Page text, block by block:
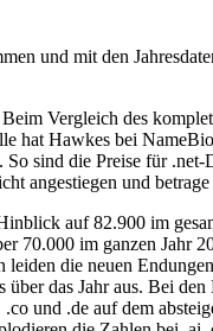
und mit den
Vergleich des
hat Hawkes bei
sind die Preise für
angestiegen und
auf 82.900 im
70.000 im ganzen Jahr
die neuen
das Jahr aus. Bei
und .de auf dem